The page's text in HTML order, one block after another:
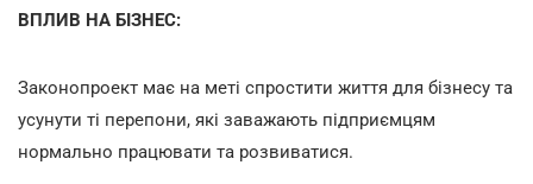
ВПЛИВ НА БІЗНЕС:
Законопроект має на меті спростити життя для бізнесу та
усунути ті перепони, які заважають підприємцям
нормально працювати та розвиватися.